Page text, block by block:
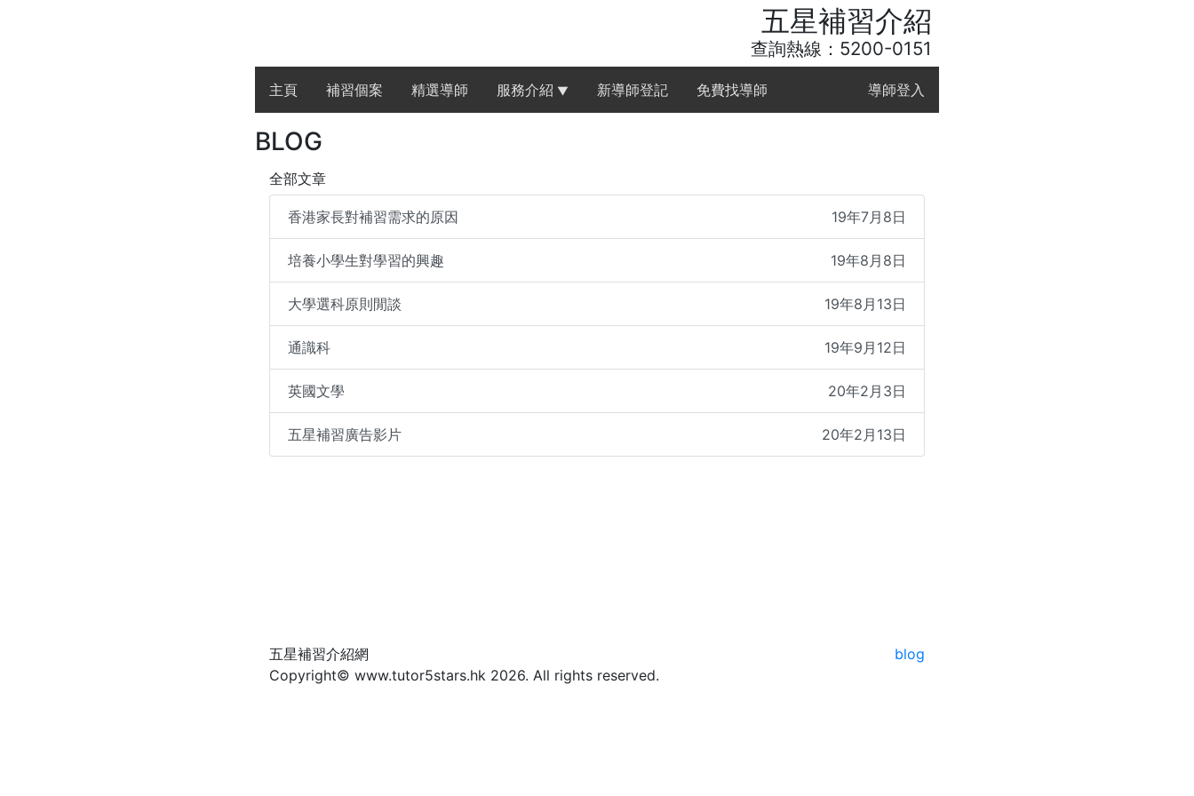
五星補習介紹
查詢熱線：5200-0151
主頁 補習個案 精選導師 服務介紹 ▼ 新導師登記 免費找導師 導師登入
BLOG
全部文章
香港家長對補習需求的原因 19年7月8日
培養小學生對學習的興趣 19年8月8日
大學選科原則閒談 19年8月13日
通識科 19年9月12日
英國文學 20年2月3日
五星補習廣告影片 20年2月13日
五星補習介紹網
Copyright© www.tutor5stars.hk 2026. All rights reserved.
blog